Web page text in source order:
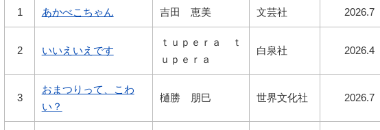
1 あかべこちゃん 吉田 恵美 文芸社 2026.7
2 いいえいえです
ｔｕｐｅｒａ ｔ
ｕｐｅｒａ
白泉社 2026.4
3
おまつりって、こわ
い？
樋勝 朋巳 世界文化社 2026.7